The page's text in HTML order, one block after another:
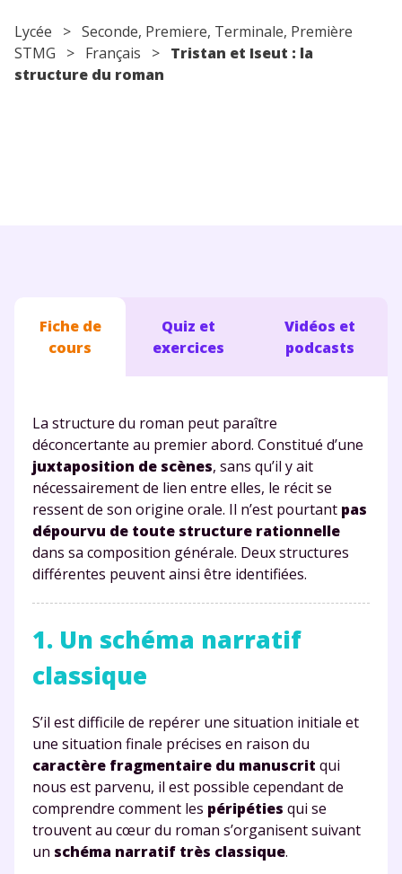
Lycée > Seconde, Premiere, Terminale, Première
STMG > Français > Tristan et Iseut : la
structure du roman
Fiche de
cours
Quiz et
exercices
Vidéos et
podcasts
La structure du roman peut paraître
déconcertante au premier abord. Constitué d’une
juxtaposition de scènes, sans qu’il y ait
nécessairement de lien entre elles, le récit se
ressent de son origine orale. Il n’est pourtant pas
dépourvu de toute structure rationnelle
dans sa composition générale. Deux structures
différentes peuvent ainsi être identifiées.
1. Un schéma narratif
classique
S’il est difficile de repérer une situation initiale et
une situation finale précises en raison du
caractère fragmentaire du manuscrit qui
nous est parvenu, il est possible cependant de
comprendre comment les péripéties qui se
trouvent au cœur du roman s’organisent suivant
un schéma narratif très classique.